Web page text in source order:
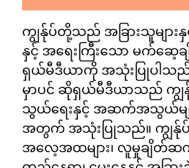
ကျွန်ုပ်တို့သည် အခြားသူမျာ
နှင့် အရေးကြီးသော မက်ဆေ့ခ
ရှယ်မီဒီယာကို အသုံးပြုပါသ
မှာပင် ဆိုရှယ်မီဒီယာသည် က
သွယ်ရေးနှင့် အဆက်အသွယ်မျ
အတွက် အသုံးပြုသည်။ ကျွ
အလေ့အထများ၊ လူမှုချိတ်ဆက်